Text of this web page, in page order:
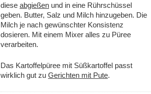
diese abgießen und in eine Rührschüssel
geben. Butter, Salz und Milch hinzugeben. Die
Milch je nach gewünschter Konsistenz
dosieren. Mit einem Mixer alles zu Püree
verarbeiten.
Das Kartoffelpüree mit Süßkartoffel passt
wirklich gut zu Gerichten mit Pute.